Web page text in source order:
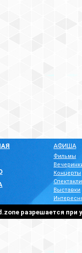
АФИША
Фильмы
Концерты
Спектакли
Выставки
разрешается